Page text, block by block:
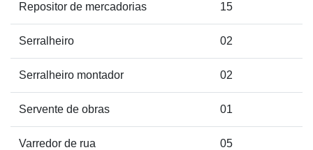
Repositor de mercadorias 15
Serralheiro 02
Serralheiro montador 02
Servente de obras 01
Varredor de rua 05